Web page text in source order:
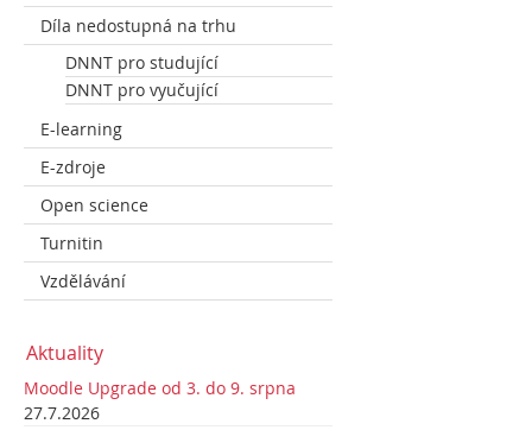
Díla nedostupná na trhu
DNNT pro studující
DNNT pro vyučující
E-learning
E-zdroje
Open science
Turnitin
Vzdělávání
Aktuality
Moodle Upgrade od 3. do 9. srpna
27.7.2026